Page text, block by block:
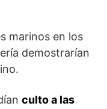
marinos en los
demostrarían
culto a las